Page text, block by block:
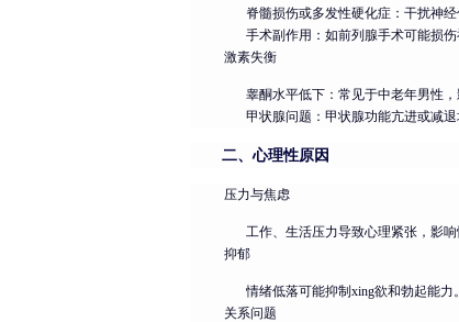
脊髓损伤或多发性硬化症：干扰神经
手术副作用：如前列腺手术可能损伤
激素失衡
睾酮水平低下：常见于中老年男性，
甲状腺问题：甲状腺功能亢进或减退
二、心理性原因
压力与焦虑
工作、生活压力导致心理紧张，影响
抑郁
情绪低落可能抑制xing欲和勃起能力。
关系问题